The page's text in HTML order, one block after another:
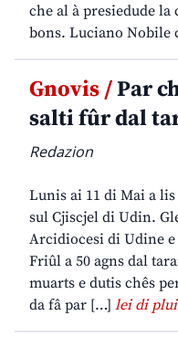
che al à presiedude
bons. Luciano Nobile
Gnovis /Par
salti fûr dal
Redazion
Lunis ai 11 di Mai a lis
sul Cjiscjel di Udin.
Arcidiocesi di Udine
Friûl a 50 agns dal
muarts e dutis chês
da fâ par […] lei di plui